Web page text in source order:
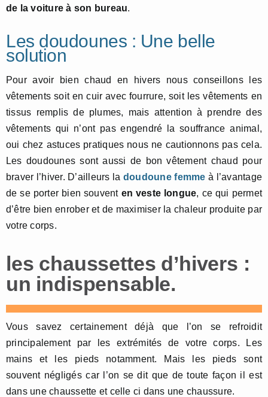
de la voiture à son bureau.
Les doudounes : Une belle
solution
Pour avoir bien chaud en hivers nous conseillons les
vêtements soit en cuir avec fourrure, soit les vêtements en
tissus remplis de plumes, mais attention à prendre des
vêtements qui n’ont pas engendré la souffrance animal,
oui chez astuces pratiques nous ne cautionnons pas cela.
Les doudounes sont aussi de bon vêtement chaud pour
braver l’hiver. D’ailleurs la doudoune femme à l’avantage
de se porter bien souvent en veste longue, ce qui permet
d’être bien enrober et de maximiser la chaleur produite par
votre corps.
les chaussettes d’hivers :
un indispensable.
Vous savez certainement déjà que l’on se refroidit
principalement par les extrémités de votre corps. Les
mains et les pieds notamment. Mais les pieds sont
souvent négligés car l’on se dit que de toute façon il est
dans une chaussette et celle ci dans une chaussure.